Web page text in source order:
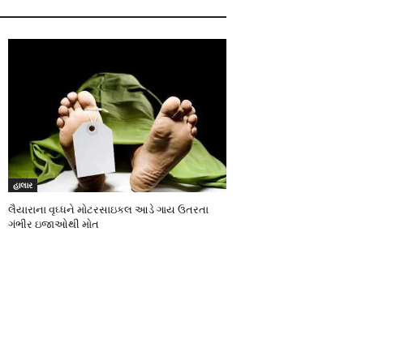
હાલાર
લૈયારાના વૃઘ્ધને મોટરસાઇકલ આડે ગાય ઉતરતા
ગંભીર ઇજાઓથી મોત